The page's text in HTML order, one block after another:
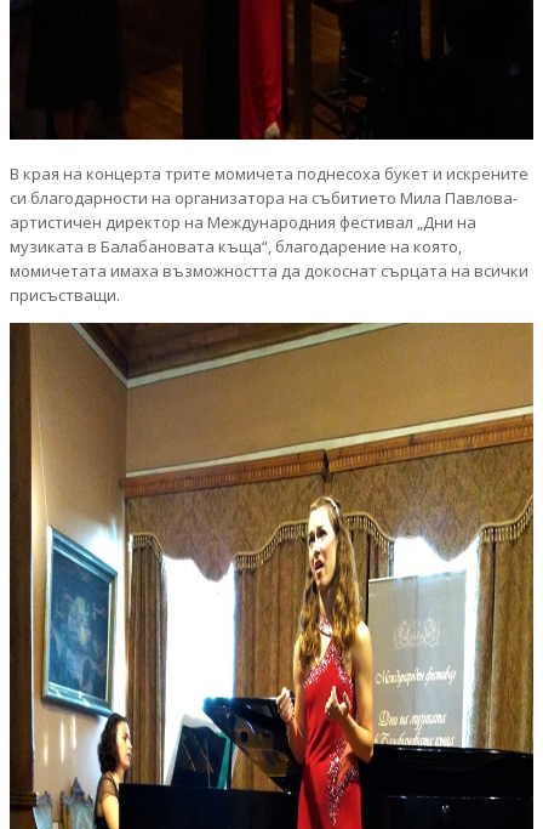
В края на концерта трите момичета поднесоха букет и искрените
си благодарности на организатора на събитието Мила Павлова-
артистичен директор на Международния фестивал „Дни на
музиката в Балабановата къща“, благодарение на която,
момичетата имаха възможността да докоснат сърцата на всички
присъстващи.